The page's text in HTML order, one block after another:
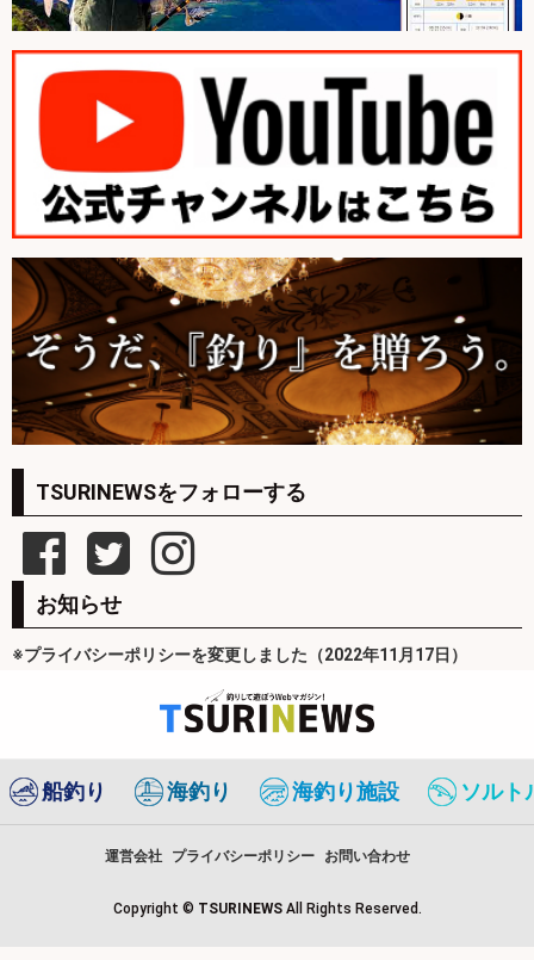
TSURINEWSをフォローする
お知らせ
※プライバシーポリシーを変更しました（2022年11月17日）
船釣り 海釣り 海釣り施設 ソルト
運営会社 プライバシーポリシー お問い合わせ
Copyright © TSURINEWS All Rights Reserved.